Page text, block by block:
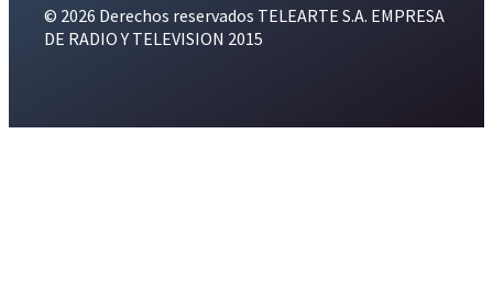
© 2026 Derechos reservados TELEARTE S.A. EMPRESA
DE RADIO Y TELEVISION 2015